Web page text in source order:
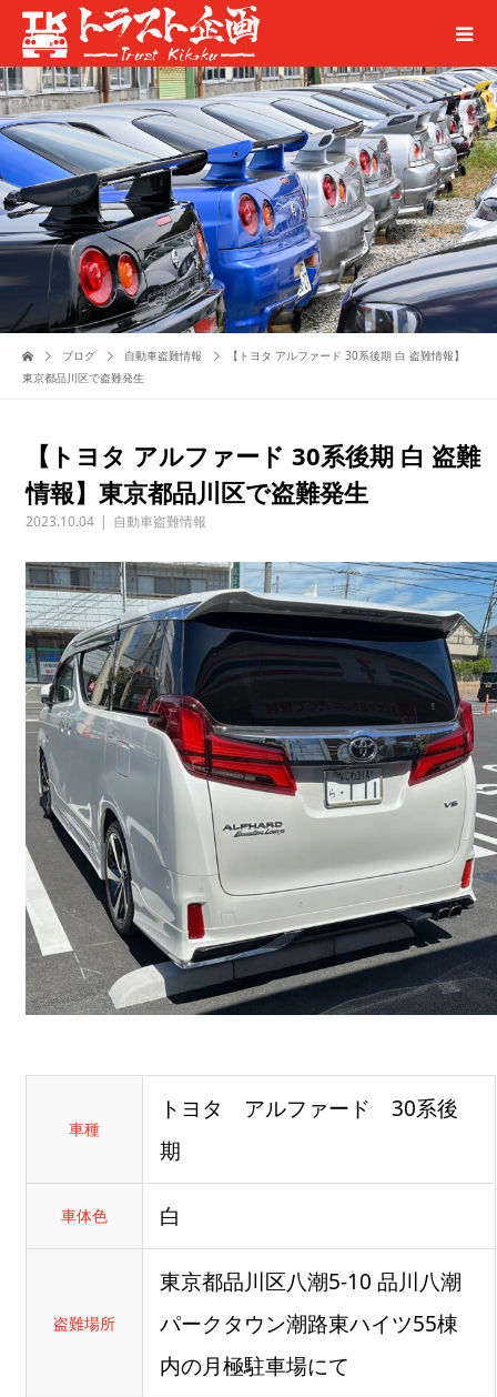
ブログ 自動車盗難情報
【トヨタ アルファード 30系後期 白 盗難情報】
東京都品川区で盗難発生
【トヨタ アルファード 30系後期 白 盗難
情報】東京都品川区で盗難発生
2023.10.04 自動車盗難情報
車種
トヨタ アルファード 30系後
期
車体色 白
盗難場所
東京都品川区八潮5-10 品川八潮
パークタウン潮路東ハイツ55棟
内の月極駐車場にて